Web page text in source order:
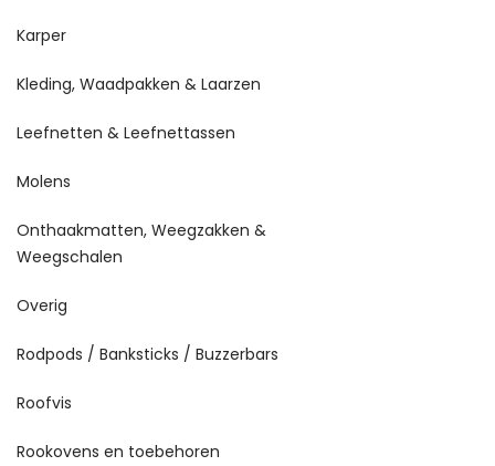
Karper
Kleding, Waadpakken & Laarzen
Leefnetten & Leefnettassen
Molens
Onthaakmatten, Weegzakken &
Weegschalen
Overig
Rodpods / Banksticks / Buzzerbars
Roofvis
Rookovens en toebehoren